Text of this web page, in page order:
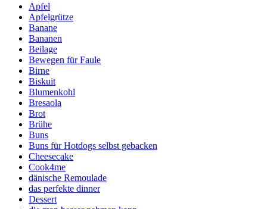
Apfel
Apfelgrütze
Banane
Bananen
Beilage
Bewegen für Faule
Birne
Biskuit
Blumenkohl
Bresaola
Brot
Brühe
Buns
Buns für Hotdogs selbst gebacken
Cheesecake
Cook4me
dänische Remoulade
das perfekte dinner
Dessert